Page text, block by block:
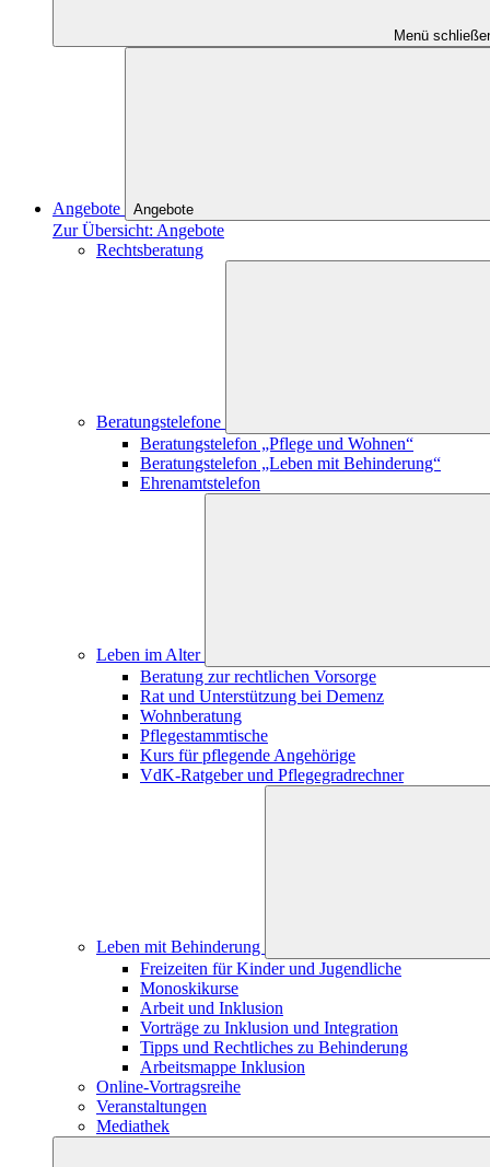
Menü
Angebote Angebote
Zur Übersicht: Angebote
Rechtsberatung
Beratungstelefone
Beratungstelefon „Pflege und Wohnen“
Beratungstelefon „Leben mit Behinderung“
Ehrenamtstelefon
Leben im Alter
Beratung zur rechtlichen Vorsorge
Rat und Unterstützung bei Demenz
Wohnberatung
Pflegestammtische
Kurs für pflegende Angehörige
VdK-Ratgeber und Pflegegradrechner
Leben mit Behinderung
Freizeiten für Kinder und Jugendliche
Monoskikurse
Arbeit und Inklusion
Vorträge zu Inklusion und Integration
Tipps und Rechtliches zu Behinderung
Arbeitsmappe Inklusion
Online-Vortragsreihe
Veranstaltungen
Mediathek